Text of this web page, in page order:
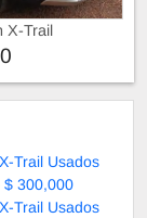
X-Trail
Trail Usados
$ 300,000
Trail Usados